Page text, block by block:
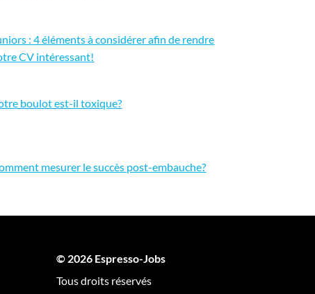
: 4 éléments à considérer afin de rendre
CV intéressant!
boulot est-il toxique?
mesurer le succès post-embauche?
© 2026 Espresso-Jobs
Tous droits réservés